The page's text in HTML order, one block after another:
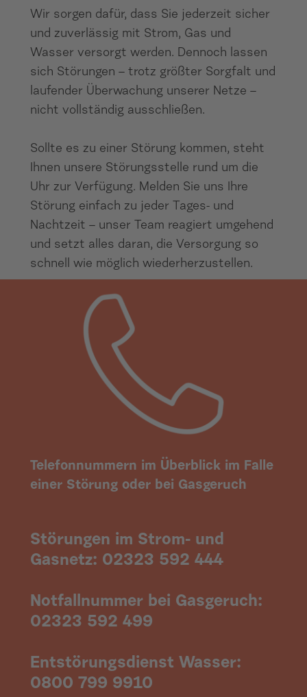
Wir sorgen dafür, dass Sie jederzeit sicher
und zuverlässig mit Strom, Gas und
Wasser versorgt werden. Dennoch lassen
sich Störungen – trotz größter Sorgfalt und
laufender Überwachung unserer Netze –
nicht vollständig ausschließen.
Sollte es zu einer Störung kommen, steht
Ihnen unsere Störungsstelle rund um die
Uhr zur Verfügung. Melden Sie uns Ihre
Störung einfach zu jeder Tages- und
Nachtzeit – unser Team reagiert umgehend
und setzt alles daran, die Versorgung so
schnell wie möglich wiederherzustellen.
Telefonnummern im Überblick im Falle
einer Störung oder bei Gasgeruch
Störungen im Strom- und
Gasnetz: 02323 592 444
Notfallnummer bei Gasgeruch:
02323 592 499
Entstörungsdienst Wasser:
0800 799 9910